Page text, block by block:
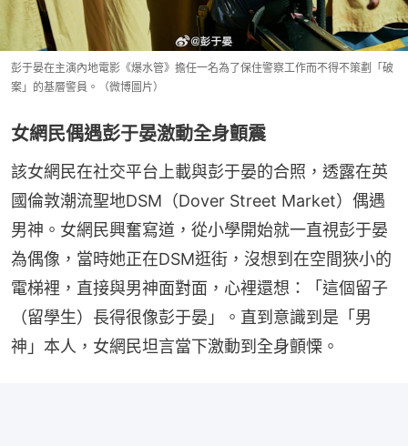
彭于晏在主演內地電影《爆水管》擔任一名為了保住警察工作而不得不策劃「破
案」的基層警員。（微博圖片）
女網民偶遇彭于晏激動全身顫震
該女網民在社交平台上載與彭于晏的合照，透露在英
國倫敦潮流聖地DSM（Dover Street Market）偶遇
男神。女網民興奮寫道，從小學開始就一直視彭于晏
為偶像，當時她正在DSM逛街，沒想到在空間狹小的
電梯裡，直接與男神面對面，心裡還想：「這個留子
（留學生）長得很像彭于晏」。直到意識到是「男
神」本人，女網民坦言當下激動到全身顫慄。